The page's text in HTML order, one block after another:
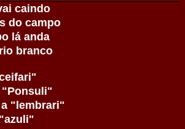
caindo
do campo
lá anda
branco
"Ponsuli"
a "lembrari"